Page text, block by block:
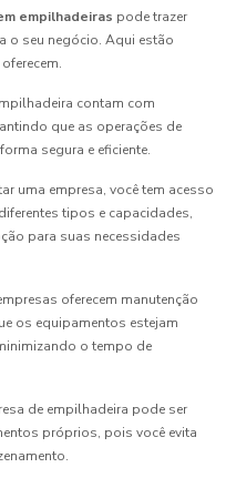
empilhadeiras pode trazer
o seu negócio. Aqui estão
contam com
que as operações de
segura e eficiente.
uma empresa, você tem acesso
tipos e capacidades,
para suas necessidades
oferecem manutenção
os equipamentos estejam
o tempo de
de empilhadeira pode ser
próprios, pois você evita